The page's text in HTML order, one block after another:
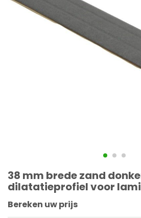
38 mm brede zand
dilatatieprofiel voor
Bereken uw prijs